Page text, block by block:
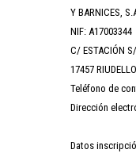
Y BARNICES,
NIF: A17003344
C/ ESTACIÓN
17457
Teléfono de
Dirección
Datos